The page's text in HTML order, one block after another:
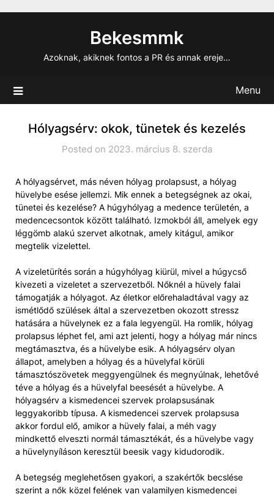
Bekesmmk
Azoknak, akiknek fontos a PR és annak ereje…
Menu
Hólyagsérv: okok, tünetek és kezelés
Posted on 2023. március 8. szerda
A hólyagsérvet, más néven hólyag prolapsust, a hólyag
hüvelybe esése jellemzi. Mik ennek a betegségnek az okai,
tünetei és kezelése? A húgyhólyag a medence területén, a
medencecsontok között található. Izmokból áll, amelyek egy
léggömb alakú szervet alkotnak, amely kitágul, amikor
megtelik vizelettel.
A vizeletürítés során a húgyhólyag kiürül, mivel a húgycső
kivezeti a vizeletet a szervezetből. Nőknél a hüvely falai
támogatják a hólyagot. Az életkor előrehaladtával vagy az
ismétlődő szülések által a szervezetben okozott stressz
hatására a hüvelynek ez a fala legyengül. Ha romlik, hólyag
prolapsus léphet fel, ami azt jelenti, hogy a hólyag már nincs
megtámasztva, és a hüvelybe esik. A hólyagsérv olyan
állapot, amelyben a hólyag és a hüvelyfal körüli
támasztószövetek meggyengülnek és megnyúlnak, lehetővé
téve a hólyag és a hüvelyfal beesését a hüvelybe. A
hólyagsérv a kismedencei szervek prolapsusának
leggyakoribb típusa. A kismedencei szervek prolapsusa
akkor fordul elő, amikor a hüvely falai, a méh vagy
mindkettő elveszti normál támasztékát, és a hüvelybe vagy
a hüvelynyíláson keresztül beesik vagy kidudorodik.
A betegség meglehetősen gyakori, a szakértők becslése
szerint a nők közel felének van valamilyen kismedencei